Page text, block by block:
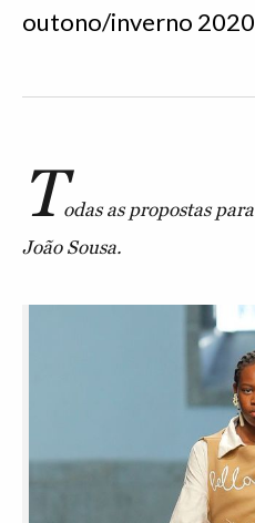
outono/inverno 2020
Todas as propostas
João Sousa.